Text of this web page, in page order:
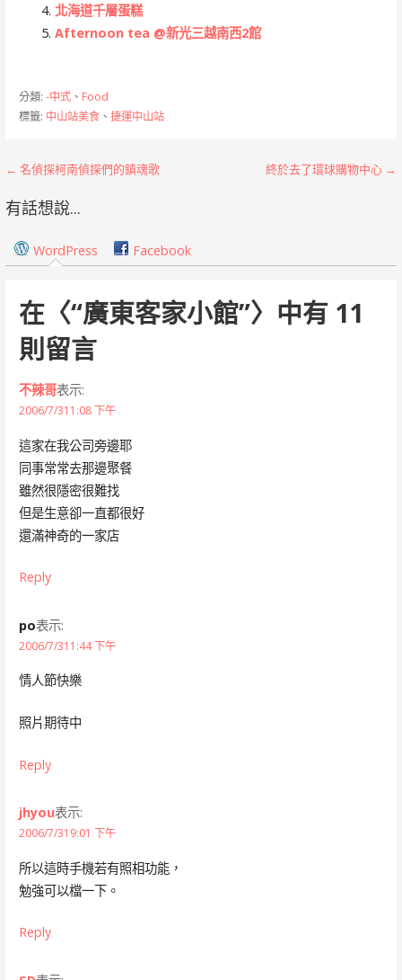
北海道千層蛋糕
Afternoon tea @新光三越南西2館
分類: -中式、 Food
標籤: 中山站美食、 捷運中山站
文
章
導
覽
← 名偵探柯南偵探們的鎮魂歌 終於去了環球購物中心 →
有話想說...
WordPress Facebook
在〈“廣東客家小館”〉中有 11
則留言
不辣哥表示:
2006/7/311:08 下午
這家在我公司旁邊耶
同事常常去那邊聚餐
雖然很隱密很難找
但是生意卻一直都很好
還滿神奇的一家店
Reply
po表示:
2006/7/311:44 下午
情人節快樂
照片期待中
Reply
jhyou表示:
2006/7/319:01 下午
所以這時手機若有照相功能，
勉強可以檔一下。
Reply